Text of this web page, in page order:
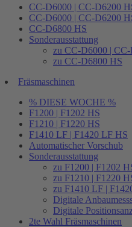
CC-D6000 | CC-D6200
CC-D6000 | CC-D6200
CC-D6800 HS
Sonderausstattung
zu CC-D6000 |
zu CC-D6800 HS
Fräsmaschinen
% DIESE WOCHE %
F1200 | F1202 HS
F1210 | F1220 HS
F1410 LF | F1420 LF HS
Automatischer Vorschub
Sonderausstattung
zu F1200 | F1202
zu F1210 | F1220
zu F1410 LF |
Digitale
Digitale
2te Wahl Fräsmaschinen